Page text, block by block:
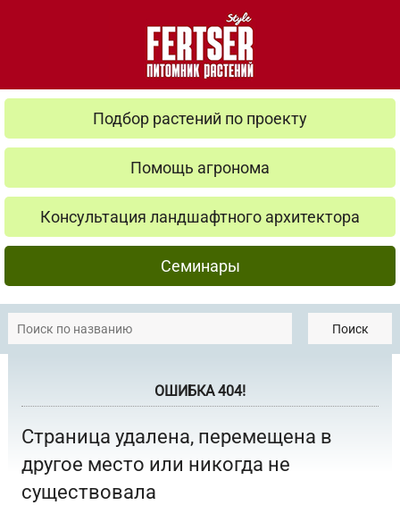
Подбор растений по проекту
Помощь агронома
Консультация ландшафтного архитектора
Семинары
Поиск
ОШИБКА 404!
Страница удалена, перемещена в
другое место или никогда не
существовала